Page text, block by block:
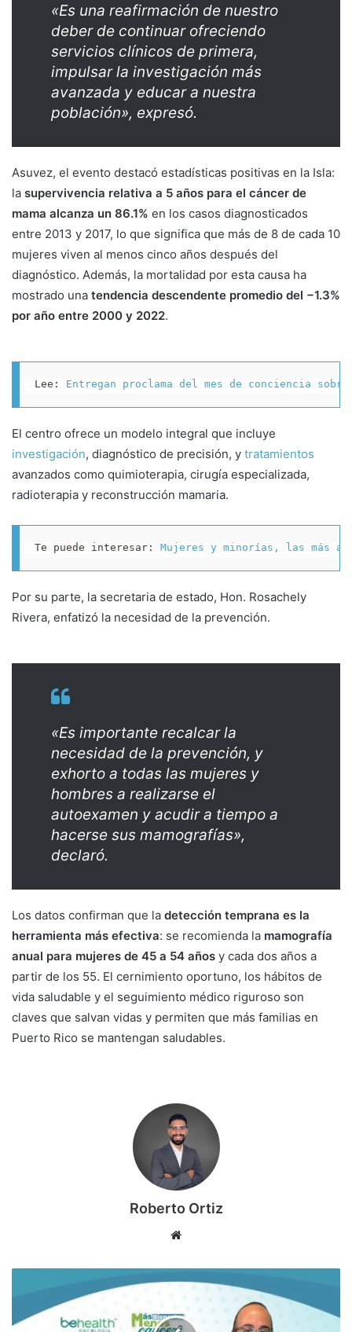
«Es una reafirmación de nuestro
deber de continuar ofreciendo
servicios clínicos de primera,
impulsar la investigación más
avanzada y educar a nuestra
población», expresó.
Asuvez, el evento destacó estadísticas positivas en la Isla:
la supervivencia relativa a 5 años para el cáncer de
mama alcanza un 86.1% en los casos diagnosticados
entre 2013 y 2017, lo que significa que más de 8 de cada 10
mujeres viven al menos cinco años después del
diagnóstico. Además, la mortalidad por esta causa ha
mostrado una tendencia descendente promedio del −1.3%
por año entre 2000 y 2022.
Lee: Entregan proclama del mes de conciencia
El centro ofrece un modelo integral que incluye
investigación, diagnóstico de precisión, y tratamientos
avanzados como quimioterapia, cirugía especializada,
radioterapia y reconstrucción mamaria.
Te puede interesar: Mujeres y minorías, las más
Por su parte, la secretaria de estado, Hon. Rosachely
Rivera, enfatizó la necesidad de la prevención.
«Es importante recalcar la
necesidad de la prevención, y
exhorto a todas las mujeres y
hombres a realizarse el
autoexamen y acudir a tiempo a
hacerse sus mamografías»,
declaró.
Los datos confirman que la detección temprana es la
herramienta más efectiva: se recomienda la mamografía
anual para mujeres de 45 a 54 años y cada dos años a
partir de los 55. El cernimiento oportuno, los hábitos de
vida saludable y el seguimiento médico riguroso son
claves que salvan vidas y permiten que más familias en
Puerto Rico se mantengan saludables.
Roberto Ortiz
t
o